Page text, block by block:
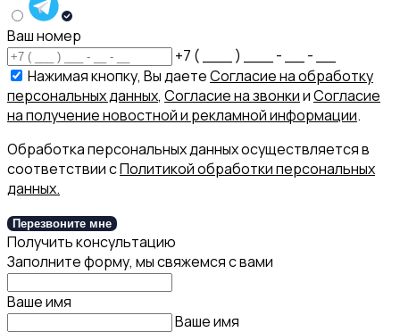
Ваш номер
+7 ( ___ ) ___ - __ - __
Нажимая кнопку, Вы даетеСогласие на обработку
персональных данных, Согласие на звонкииСогласие
на получение новостной и рекламной информации.
Обработка персональных данных осуществляется в
соответствии сПолитикой обработки персональных
данных.
Перезвоните мне
Получить консультацию
Заполните форму, мы свяжемся с вами
Ваше имя
Ваше имя